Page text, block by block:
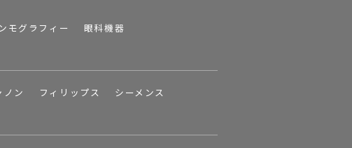
モグラフィー
眼科機器
ン フィリップス
シーメンス